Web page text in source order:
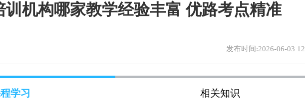
训机构哪家教学经验丰富 优路考点精准
发布时间:2026-06-03
学习 相关知识